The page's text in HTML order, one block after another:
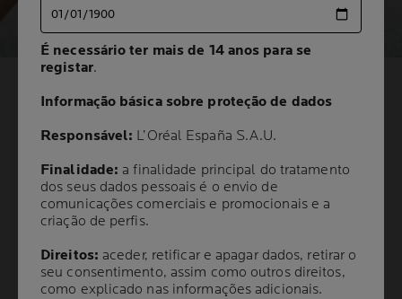
ESPREMER BORBULHAS:
É SEGURO OU
PREJUDICIAL PARA A
PELE?
5 min. de leitura| 30 julho 2025
É necessário ter mais de 14 anos para se
registar.
Informação básica sobre proteção de dados
Responsável: L’Oréal España S.A.U.
Finalidade: a finalidade principal do tratamento
dos seus dados pessoais é o envio de
comunicações comerciais e promocionais e a
criação de perfis.
Direitos: aceder, retificar e apagar dados, retirar o
seu consentimento, assim como outros direitos,
como explicado nas informações adicionais.
É necessário ter mais de 14 anos para se
registar.
Informação básica sobre proteção de dados
Responsável: L’Oréal España S.A.U.
Finalidade: a finalidade principal do tratamento
dos seus dados pessoais é o envio de
comunicações comerciais e promocionais e a
criação de perfis.
Direitos: aceder, retificar e apagar dados, retirar o
seu consentimento, assim como outros direitos,
como explicado nas informações adicionais.